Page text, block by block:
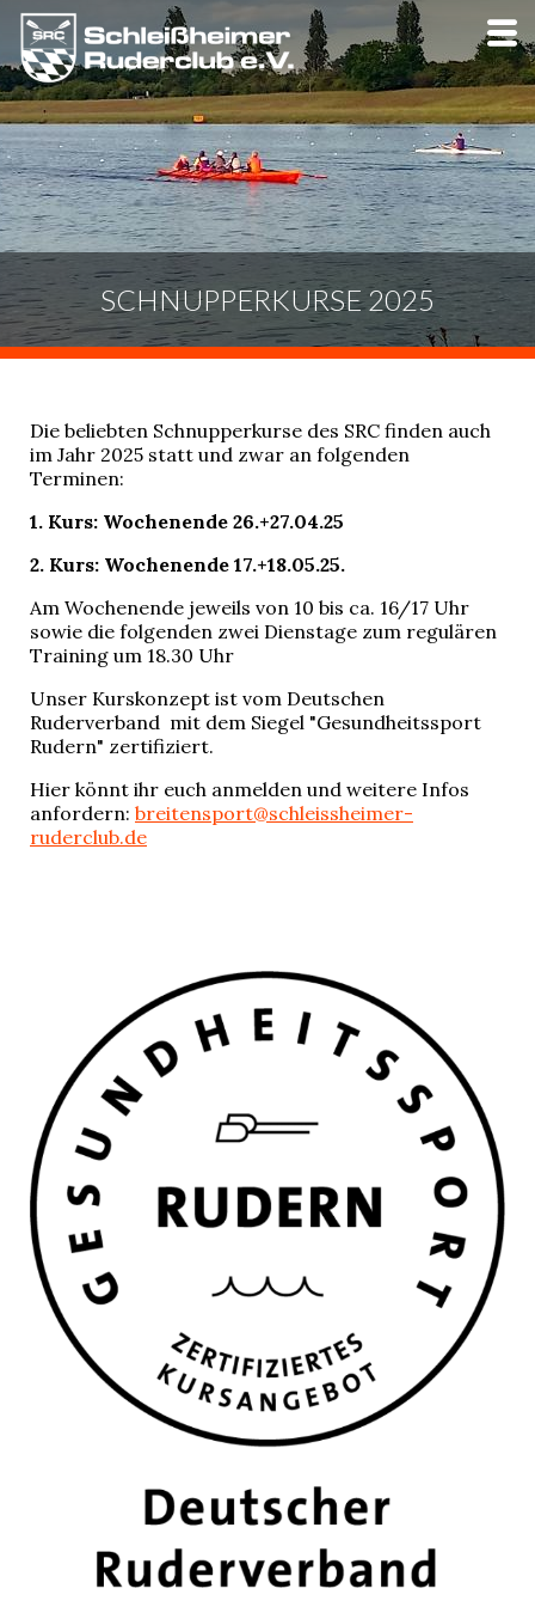
Skip
main
content
SCHNUPPERKURSE 2025
Die beliebten Schnupperkurse des SRC finden auch
im Jahr 2025 statt und zwar an folgenden
Terminen:
1. Kurs: Wochenende 26.+27.04.25
2. Kurs: Wochenende 17.+18.05.25.
Am Wochenende jeweils von 10 bis ca. 16/17 Uhr
sowie die folgenden zwei Dienstage zum regulären
Training um 18.30 Uhr
Unser Kurskonzept ist vom Deutschen
Ruderverband mit dem Siegel "Gesundheitssport
Rudern" zertifiziert.
Hier könnt ihr euch anmelden und weitere Infos
anfordern: breitensport@schleissheimer-
ruderclub.de